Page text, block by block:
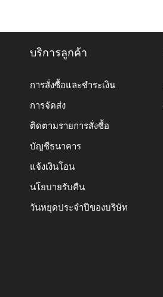
บริการลูกค้า
การสั่งซื้อและชำระเงิน
การจัดส่ง
ติดตามรายการสั่งซื้อ
บัญชีธนาคาร
แจ้งเงินโอน
นโยบายรับคืน
วันหยุดประจำปีของบริษัท